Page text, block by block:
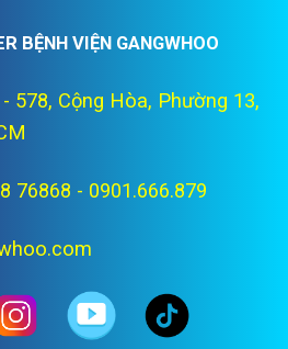
BỆNH VIỆN GANGWHOO
578, Cộng Hòa, Phường 13,
76868 - 0901.666.879